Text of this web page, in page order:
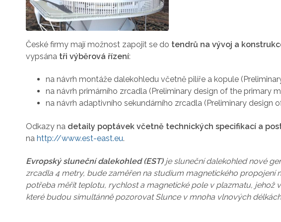
České firmy mají možnost zapojit se do tendrů na vývoj a
vypsána tři výběrová řízení:
na návrh montáže dalekohledu včetně pilíře a kopule
na návrh primárního zrcadla (Preliminary design of the primary
na návrh adaptivního sekundárního zrcadla (Preliminary
Odkazy na detaily poptávek včetně technických specifikací a
na http://www.est-east.eu.
Evropský sluneční dalekohled (EST)je sluneční dalekohled nové
zrcadla 4 metry, bude zaměřen na studium magnetického
potřeba měřit teplotu, rychlost a magnetické pole v plazmatu, jehož
které budou simultánně pozorovat Slunce v mnoha vlnových